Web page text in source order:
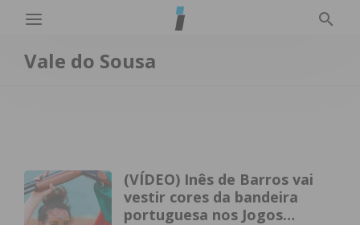
Vale do Sousa
(VÍDEO) Inês de Barros vai
vestir cores da bandeira
portuguesa nos Jogos